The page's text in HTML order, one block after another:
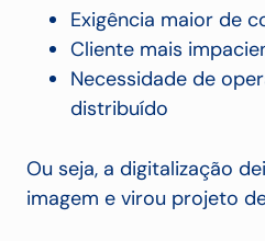
Exigência maior de
Cliente mais
Necessidade de
distribuído
Ou seja, a digitalização
imagem e virou projeto